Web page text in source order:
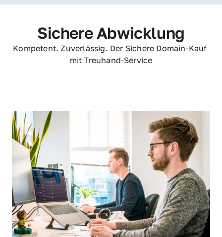
Sichere Abwicklung
Kompetent. Zuverlässig. Der Sichere Domain-Kauf
mit Treuhand-Service